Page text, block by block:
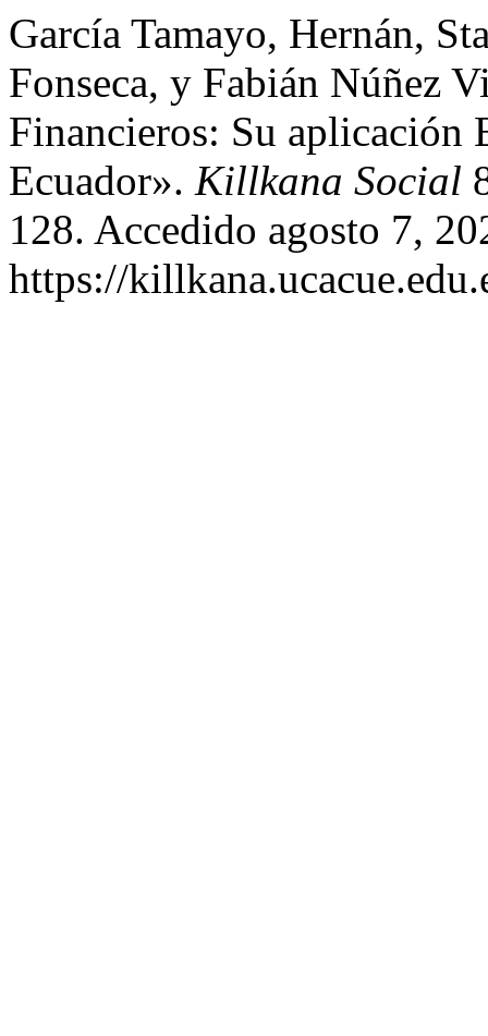
García Tamayo, Hernán,
Fonseca, y Fabián Núñez
Financieros: Su aplicación
Ecuador». Killkana Social
128. Accedido agosto 7,
https://